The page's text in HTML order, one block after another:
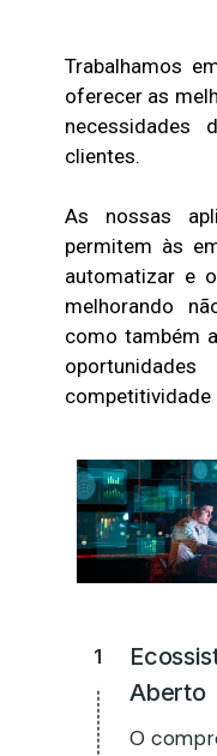
Trabalhamos
oferecer as
necessidades
clientes.
As nossas
permitem às
automatizar e
melhorando
como também
competitividade
1
Aberto​
O